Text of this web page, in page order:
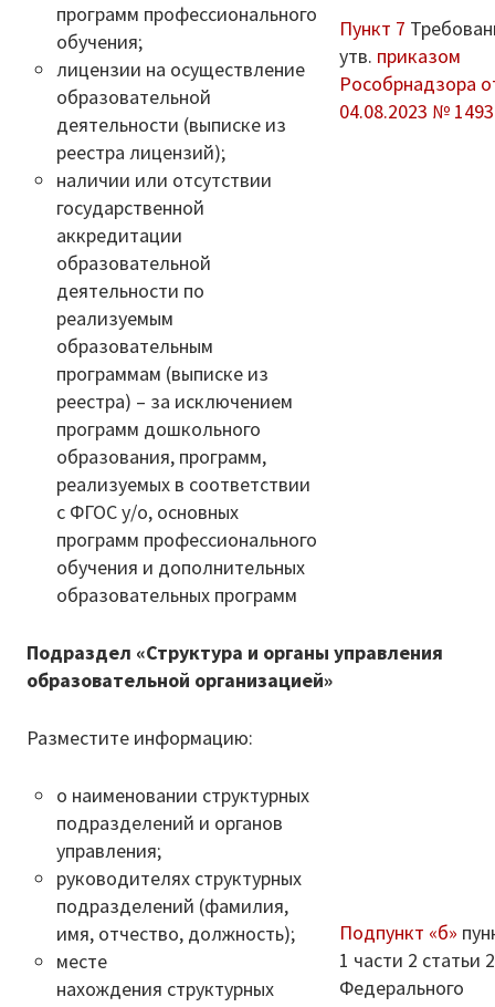
Противодействие коррупции
Повышение качества образования
I. Результаты обучения школьников
II. Практико-ориентированность
школьного образования
III. Управление системой общего
образования
IV. Развитие функциональной
грамотности
V. Ориентация воспитательной работы
ПМПК
Независимая оценка качества
Механизмы управления качеством
образования
2020/2021 учебный год
Аналитическая справка
Летний лагерь
Снижение документационной нагрузки
Управление и надзор в сфере
образования
Библиотека
программ профессионального
обучения;
лицензии на осуществление
образовательной
деятельности (выписке из
реестра лицензий);
наличии или отсутствии
государственной
аккредитации
образовательной
деятельности по
реализуемым
образовательным
программам (выписке из
реестра) – за исключением
программ дошкольного
образования, программ,
реализуемых в соответствии
с ФГОС у/о, основных
программ профессионального
обучения и дополнительных
образовательных программ
Пункт 7
утв. приказом
Рособрнадзора
04.08.2023 № 1493
Подраздел «Структура и органы управления
образовательной организацией»
Разместите информацию:
о наименовании структурных
подразделений и органов
управления;
руководителях структурных
подразделений (фамилия,
имя, отчество, должность);
месте
нахождения структурных
Подпункт «б»
1 части 2 статьи
Федерального